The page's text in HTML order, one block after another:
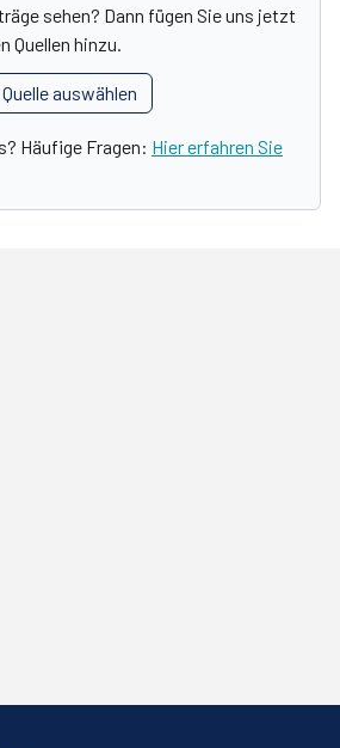
sehen? Dann fügen Sie uns jetzt
Quellen hinzu.
auswählen
Häufige Fragen: Hier erfahren Sie